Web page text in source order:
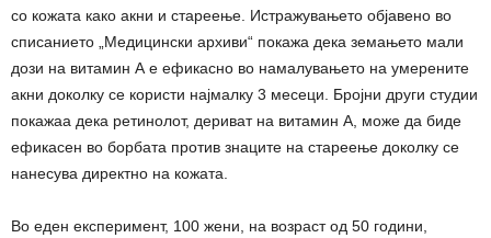
со кожата како акни и стареење. Истражувањето објавено во
списанието „Медицински архиви“ покажа дека земањето мали
дози на витамин А е ефикасно во намалувањето на умерените
акни доколку се користи најмалку 3 месеци. Бројни други студии
покажаа дека ретинолот, дериват на витамин А, може да биде
ефикасен во борбата против знаците на стареење доколку се
нанесува директно на кожата.
Во еден експеримент, 100 жени, на возраст од 50 години,